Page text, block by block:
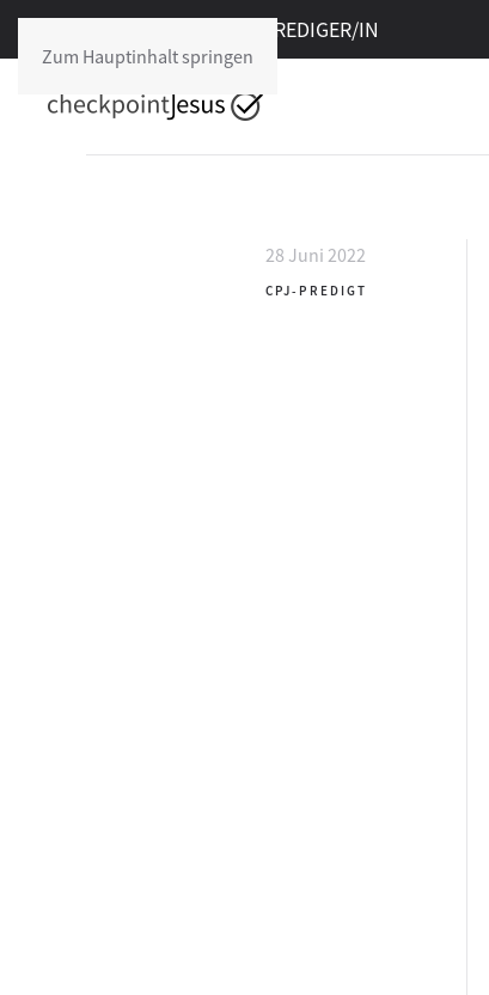
Zum Hauptinhalt springen
PREDIGER/IN
28 Juni 2022
CPJ-PREDIGT